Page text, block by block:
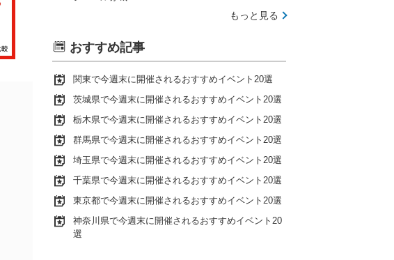
もっと見る
おすすめ記事
関東で今週末に開催されるおすすめイベント20選
茨城県で今週末に開催されるおすすめイベント20選
栃木県で今週末に開催されるおすすめイベント20選
群馬県で今週末に開催されるおすすめイベント20選
埼玉県で今週末に開催されるおすすめイベント20選
千葉県で今週末に開催されるおすすめイベント20選
東京都で今週末に開催されるおすすめイベント20選
神奈川県で今週末に開催されるおすすめイベント20
選